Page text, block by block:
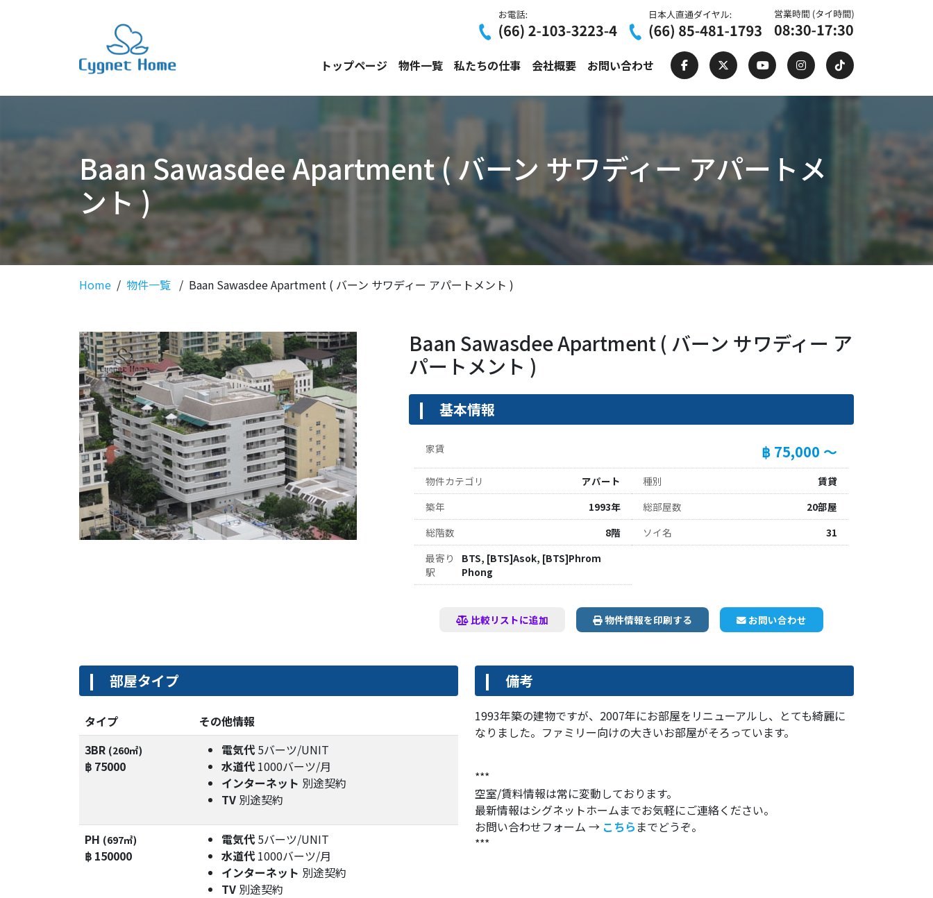
トップページ 物件一覧 私たちの仕事 会社概要 お問い合わせ
Baan Sawasdee Apartment ( バーン サワディー アパートメ
ント )
Home 物件一覧 Baan Sawasdee Apartment ( バーン サワディー アパートメント )
Baan Sawasdee Apartment ( バーン サワディー ア
パートメント )
基本情報
家賃 ฿ 75,000 ～
物件カテゴリ アパート 種別
賃貸
築年
1993年 総部屋数
20部屋
総階数
8階 ソイ名
31
最寄り
駅
BTS, [BTS]Asok, [BTS]Phrom
Phong
比較リストに追加 物件情報を印刷する お問い合わせ
部屋タイプ
タイプ
その他情報
3BR (260㎡)
฿ 75000
電気代 5バーツ/UNIT
水道代 1000バーツ/月
インターネット 別途契約
TV 別途契約
PH (697㎡)
฿ 150000
電気代 5バーツ/UNIT
水道代 1000バーツ/月
インターネット 別途契約
TV 別途契約
備考
1993年築の建物ですが、2007年にお部屋をリニューアルし、とても綺麗に
なりました。ファミリー向けの大きいお部屋がそろっています。
***
空室/賃料情報は常に変動しております。
最新情報はシグネットホームまでお気軽にご連絡ください。
お問い合わせフォーム → こちら までどうぞ。
***